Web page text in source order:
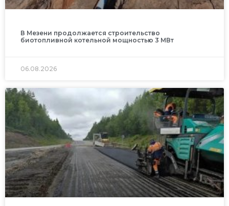
В Мезени продолжается строительство
биотопливной котельной мощностью 3 МВт
06.08.2026